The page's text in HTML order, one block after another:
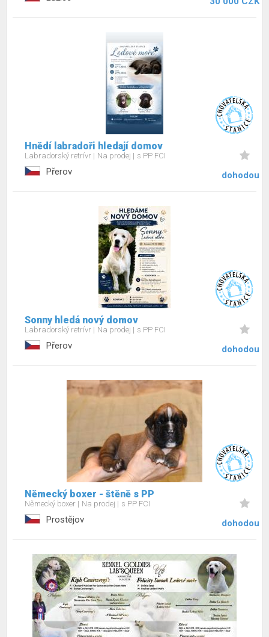
Hnědí labradoři hledají domov
Labradorský retrívr Na prodej s PP FCI
Přerov dohodou
Sonny hledá nový domov
Labradorský retrívr Na prodej s PP FCI
Přerov dohodou
Německý boxer - štěně s PP
Německý boxer Na prodej s PP FCI
Prostějov dohodou